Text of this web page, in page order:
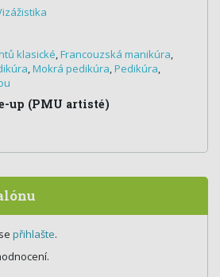
klasické,Francouzská manikúra,
,Mokrá pedikúra,Pedikúra,
up (PMU artisté)
přihlašte.